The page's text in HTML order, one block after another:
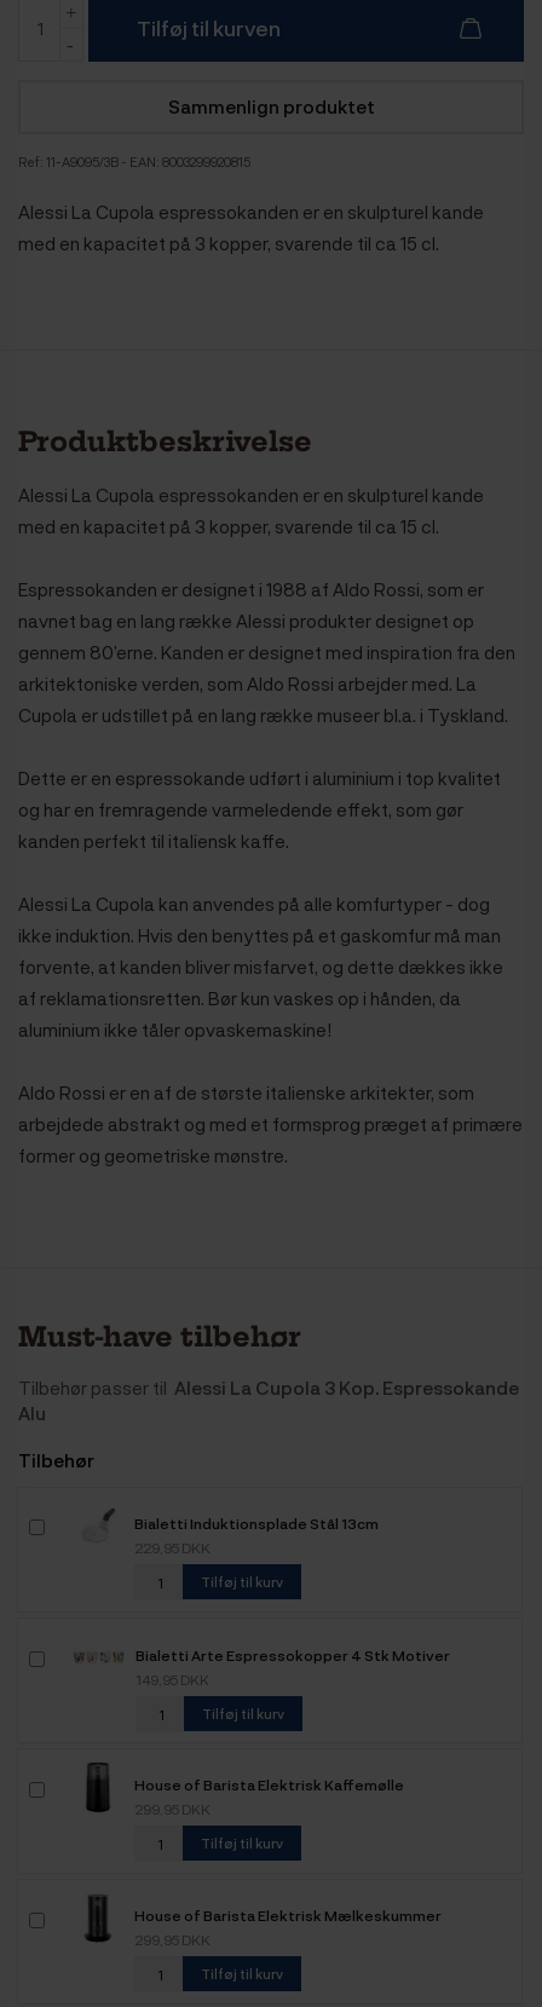
Tilføj til kurven
Sammenlign produktet
Ref: 11-A9095/3B - EAN: 8003299920815
Alessi La Cupola espressokanden er en skulpturel kande
med en kapacitet på 3 kopper, svarende til ca 15 cl.
Produktbeskrivelse
Alessi La Cupola espressokanden er en skulpturel kande
med en kapacitet på 3 kopper, svarende til ca 15 cl.
Espressokanden er designet i 1988 af Aldo Rossi, som er
navnet bag en lang række Alessi produkter designet op
gennem 80’erne. Kanden er designet med inspiration fra den
arkitektoniske verden, som Aldo Rossi arbejder med. La
Cupola er udstillet på en lang række museer bl.a. i Tyskland.
Dette er en espressokande udført i aluminium i top kvalitet
og har en fremragende varmeledende effekt, som gør
kanden perfekt til italiensk kaffe.
Alessi La Cupola kan anvendes på alle komfurtyper - dog
ikke induktion. Hvis den benyttes på et gaskomfur må man
forvente, at kanden bliver misfarvet, og dette dækkes ikke
af reklamationsretten. Bør kun vaskes op i hånden, da
aluminium ikke tåler opvaskemaskine!
Aldo Rossi er en af de største italienske arkitekter, som
arbejdede abstrakt og med et formsprog præget af primære
former og geometriske mønstre.
Must-have tilbehør
Tilbehør passer til Alessi La Cupola 3 Kop. Espressokande
Alu
Tilbehør
Bialetti Induktionsplade Stål 13cm
229,95 DKK
Tilføj til kurv
Bialetti Arte Espressokopper 4 Stk Motiver
149,95 DKK
Tilføj til kurv
House of Barista Elektrisk Kaffemølle
299,95 DKK
Tilføj til kurv
House of Barista Elektrisk Mælkeskummer
299,95 DKK
Tilføj til kurv